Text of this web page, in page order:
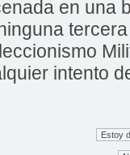
en una
intento